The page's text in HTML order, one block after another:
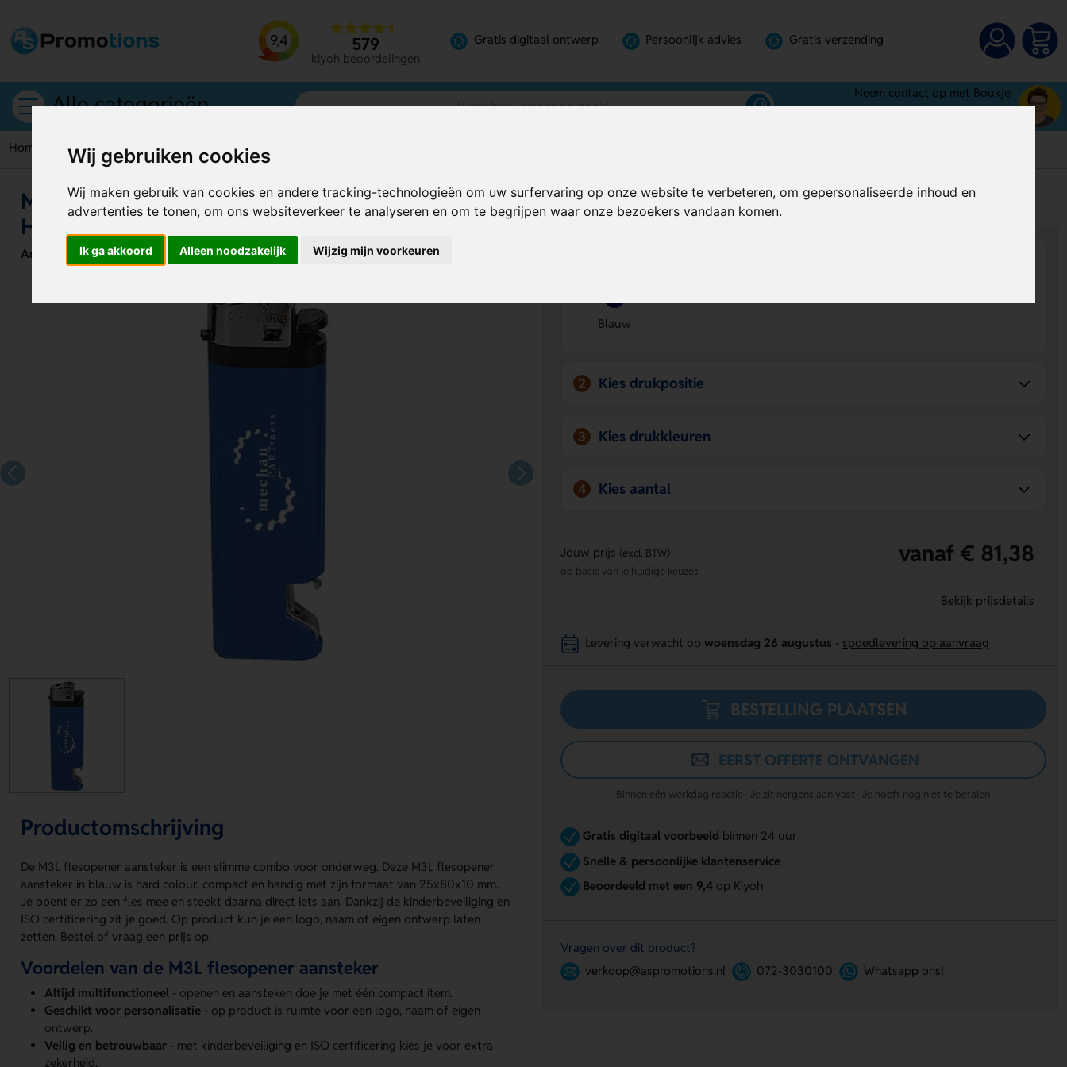
Wij gebruiken cookies
Wij maken gebruik van cookies en andere tracking-technologieën om uw surfervaring op onze website te verbeteren, om gepersonaliseerde inhoud en
advertenties te tonen, om ons websiteverkeer te analyseren en om te begrijpen waar onze bezoekers vandaan komen.
Ik ga akkoord Alleen noodzakelijk Wijzig mijn voorkeuren
9,4 579
kiyoh beoordelingen
Gratis digitaal ontwerp Persoonlijk advies Gratis verzending
Alle categorieën
Neem contact op met Boukje
072-3030100
Home Aanstekers M3L Flesopener Aansteker – Praktisch, Stoer en Handig
M3L Flesopener Aansteker – Praktisch, Stoer en
Handig
Artikelnummer:118948
Productomschrijving
De M3L flesopener aansteker is een slimme combo voor onderweg. Deze M3L flesopener
aansteker in blauw is hard colour, compact en handig met zijn formaat van 25x80x10 mm.
Je opent er zo een fles mee en steekt daarna direct iets aan. Dankzij de kinderbeveiliging en
ISO certificering zit je goed. Op product kun je een logo, naam of eigen ontwerp laten
zetten. Bestel of vraag een prijs op.
Voordelen van de M3L flesopener aansteker
Altijd multifunctioneel - openen en aansteken doe je met één compact item.
Geschikt voor personalisatie - op product is ruimte voor een logo, naam of eigen
ontwerp.
Veilig en betrouwbaar - met kinderbeveiliging en ISO certificering kies je voor extra
zekerheid.
Bereken mijn prijs Al vanaf€ 0,26 per stuk (excl. BTW)
Blauw
2 Kies drukpositie
3 Kies drukkleuren
4 Kies aantal
Jouw prijs (excl. BTW) vanaf € 81,38
op basis van je huidige keuzes
Bekijk prijsdetails
Levering verwacht op woensdag 26 augustus spoedlevering op aanvraag
BESTELLING PLAATSEN
EERST OFFERTE ONTVANGEN
Binnen één werkdag reactie · Je zit nergens aan vast · Je hoeft nog niet te betalen
Gratis digitaal voorbeeldbinnen 24 uur
Snelle & persoonlijke klantenservice
Beoordeeld met een 9,4op Kiyoh
Vragen over dit product?
verkoop@aspromotions.nl
072-3030100 Whatsapp ons!